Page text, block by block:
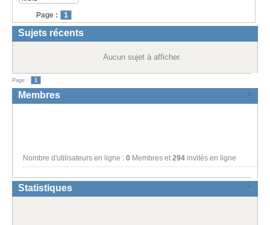
Page : 1
Sujets récents
Aucun sujet à afficher.
Page : 1
×
Membres
Nombre d'utilisateurs en ligne : 0 Membres et294 invités en ligne
×
Statistiques